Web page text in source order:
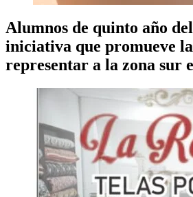
Alumnos de quinto año
iniciativa que promueve
representar a la zona sur